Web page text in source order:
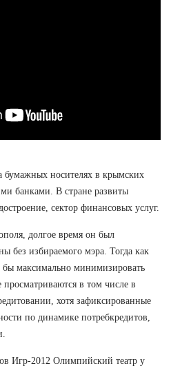
бумажных носителях в крымских
банками. В стране развиты
сектор финансовых услуг.
долгое время он был
без избираемого мэра. Тогда как
бы максимально минимизировать
в том числе в
хотя зафиксированные
по динамике потребкредитов,
Игр-2012 Олимпийский театр у